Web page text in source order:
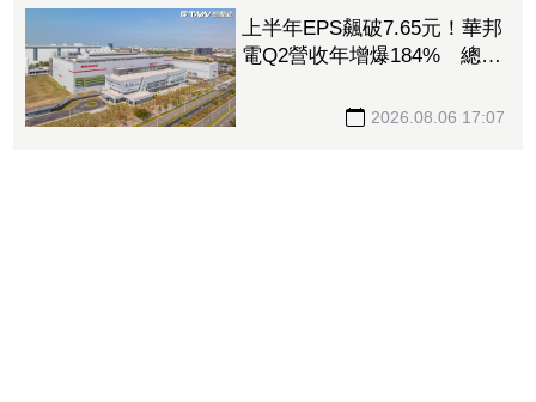
上半年EPS飆破7.65元！華邦
電Q2營收年增爆184% 總座
2026.08.06 17:07